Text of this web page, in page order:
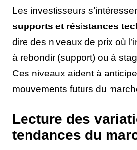
Les investisseurs
supports et résistances
dire des niveaux de prix où
à rebondir (support) ou à
Ces niveaux aident à
mouvements futurs du
Lecture des
tendances du